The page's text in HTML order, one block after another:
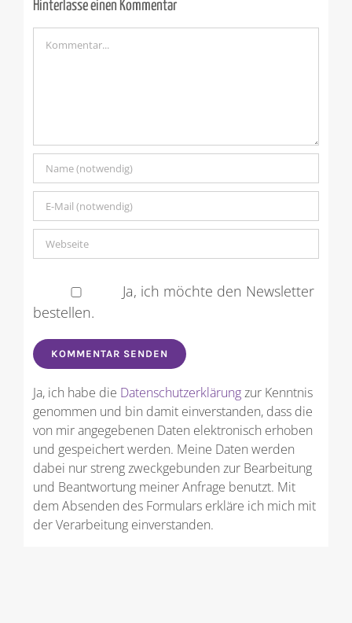
Hinterlasse einen Kommentar
Kommentar
Ja, ich möchte den Newsletter
bestellen.
Ja, ich habe die Datenschutzerklärungzur Kenntnis
genommen und bin damit einverstanden, dass die
von mir angegebenen Daten elektronisch erhoben
und gespeichert werden. Meine Daten werden
dabei nur streng zweckgebunden zur Bearbeitung
und Beantwortung meiner Anfrage benutzt. Mit
dem Absenden des Formulars erkläre ich mich mit
der Verarbeitung einverstanden.